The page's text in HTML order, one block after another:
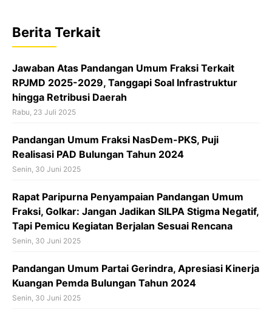
b
o
o
k
s
A
p
p
a
d
s
Berita Terkait
Jawaban Atas Pandangan Umum Fraksi Terkait
RPJMD 2025-2029, Tanggapi Soal Infrastruktur
hingga Retribusi Daerah
Rabu, 23 Juli 2025
Pandangan Umum Fraksi NasDem-PKS, Puji
Realisasi PAD Bulungan Tahun 2024
Senin, 30 Juni 2025
Rapat Paripurna Penyampaian Pandangan Umum
Fraksi, Golkar: Jangan Jadikan SILPA Stigma Negatif,
Tapi Pemicu Kegiatan Berjalan Sesuai Rencana
Senin, 30 Juni 2025
Pandangan Umum Partai Gerindra, Apresiasi Kinerja
Kuangan Pemda Bulungan Tahun 2024
Senin, 30 Juni 2025